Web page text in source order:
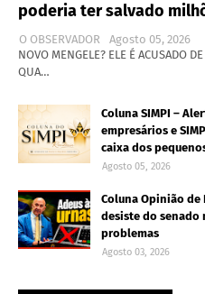
poderia ter salvado
O OBSERVADOR
Agosto 05, 2026
NOVO MENGELE? ELE É ACUSADO
QUA…
Coluna SIMPI –
empresários e
caixa dos
Agosto 05, 2026
Coluna Opinião de
desiste do senado
problemas
Agosto 03, 2026